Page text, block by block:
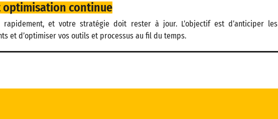
optimisation continue
rapidement, et votre stratégie doit rester à jour. L’objectif est d’anticiper les
et d’optimiser vos outils et processus au fil du temps.